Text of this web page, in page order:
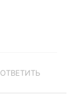
ОТВЕТИТЬ